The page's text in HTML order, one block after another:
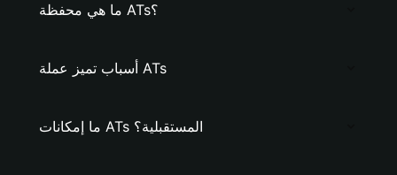
ما هي محفظة ATs؟
أسباب تميز عملة ATs
ما إمكانات ATs المستقبلية؟